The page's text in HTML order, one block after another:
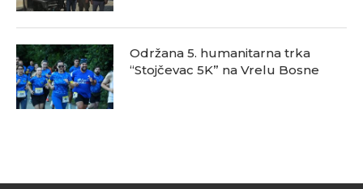
Održana 5. humanitarna trka
“Stojčevac 5K” na Vrelu Bosne